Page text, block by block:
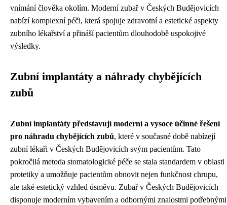
vnímání člověka okolím. Moderní zubař v Českých Budějovicích
nabízí komplexní péči, která spojuje zdravotní a estetické aspekty
zubního lékařství a přináší pacientům dlouhodobě uspokojivé
výsledky.
Zubní implantáty a náhrady chybějících
zubů
Zubní implantáty představují moderní a vysoce účinné řešení
pro náhradu chybějících zubů, které v současné době nabízejí
zubní lékaři v Českých Budějovicích svým pacientům. Tato
pokročilá metoda stomatologické péče se stala standardem v oblasti
protetiky a umožňuje pacientům obnovit nejen funkčnost chrupu,
ale také estetický vzhled úsměvu. Zubař v Českých Budějovicích
disponuje moderním vybavením a odbornými znalostmi potřebnými